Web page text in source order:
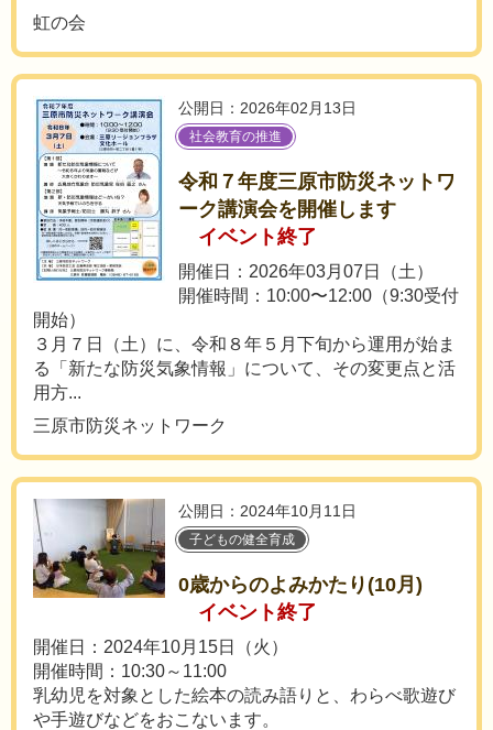
虹の会
公開日：2026年02月13日
社会教育の推進
令和７年度三原市防災ネットワ
ーク講演会を開催します
イベント終了
開催日：2026年03月07日（土）
開催時間：10:00〜12:00（9:30受付
開始）
３月７日（土）に、令和８年５月下旬から運用が始ま
る「新たな防災気象情報」について、その変更点と活
用方...
三原市防災ネットワーク
公開日：2024年10月11日
子どもの健全育成
0歳からのよみかたり(10月)
イベント終了
開催日：2024年10月15日（火）
開催時間：10:30～11:00
乳幼児を対象とした絵本の読み語りと、わらべ歌遊び
や手遊びなどをおこないます。